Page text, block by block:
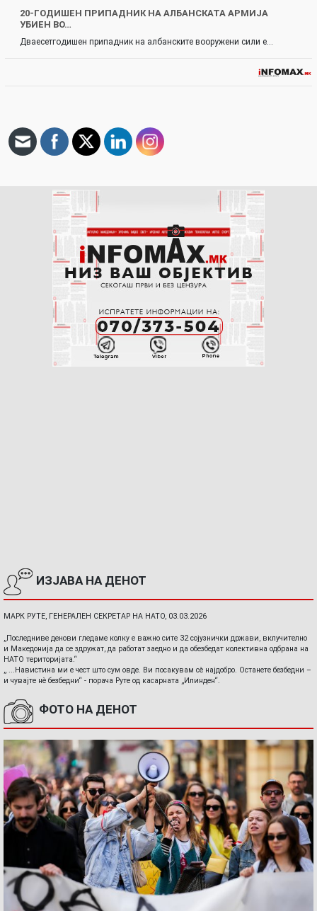
20-ГОДИШЕН ПРИПАДНИК НА АЛБАНСКАТА АРМИЈА
УБИЕН ВО…
Дваесетгодишен припадник на албанските вооружени сили е…
ИЗЈАВА НА ДЕНОТ
МАРК РУТЕ, ГЕНЕРАЛЕН СЕКРЕТАР НА НАТО, 03.03.2026
„Последниве денови гледаме колку е важно сите 32 сојузнички држави, вклучително
и Македонија да се здружат, да работат заедно и да обезбедат колективна одбрана на
НАТО територијата.“
„ ...Навистина ми е чест што сум овде. Ви посакувам сè најдобро. Останете безбедни –
и чувајте нè безбедни“ - порача Руте од касарната „Илинден“.
ФОТО НА ДЕНОТ